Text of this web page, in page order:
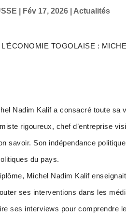
Fév 17, 2026 Actualités
TOGOLAISE :
Nadim Kalif a consacré toute sa
rigoureux, chef d’entreprise
savoir. Son indépendance
du pays.
Michel Nadim Kalif
ses interventions dans les
ses interviews pour comprendre